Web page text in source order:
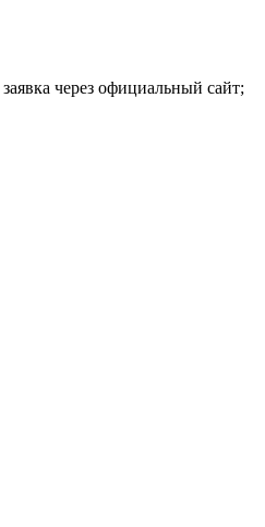
через официальный сайт;